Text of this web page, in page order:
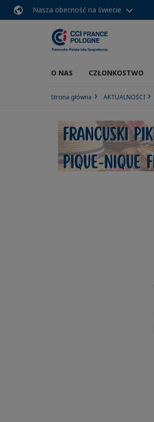
Nasza obecność na świecie
O NAS CZŁONKOSTWO
Strona główna AKTUALNOŚCI